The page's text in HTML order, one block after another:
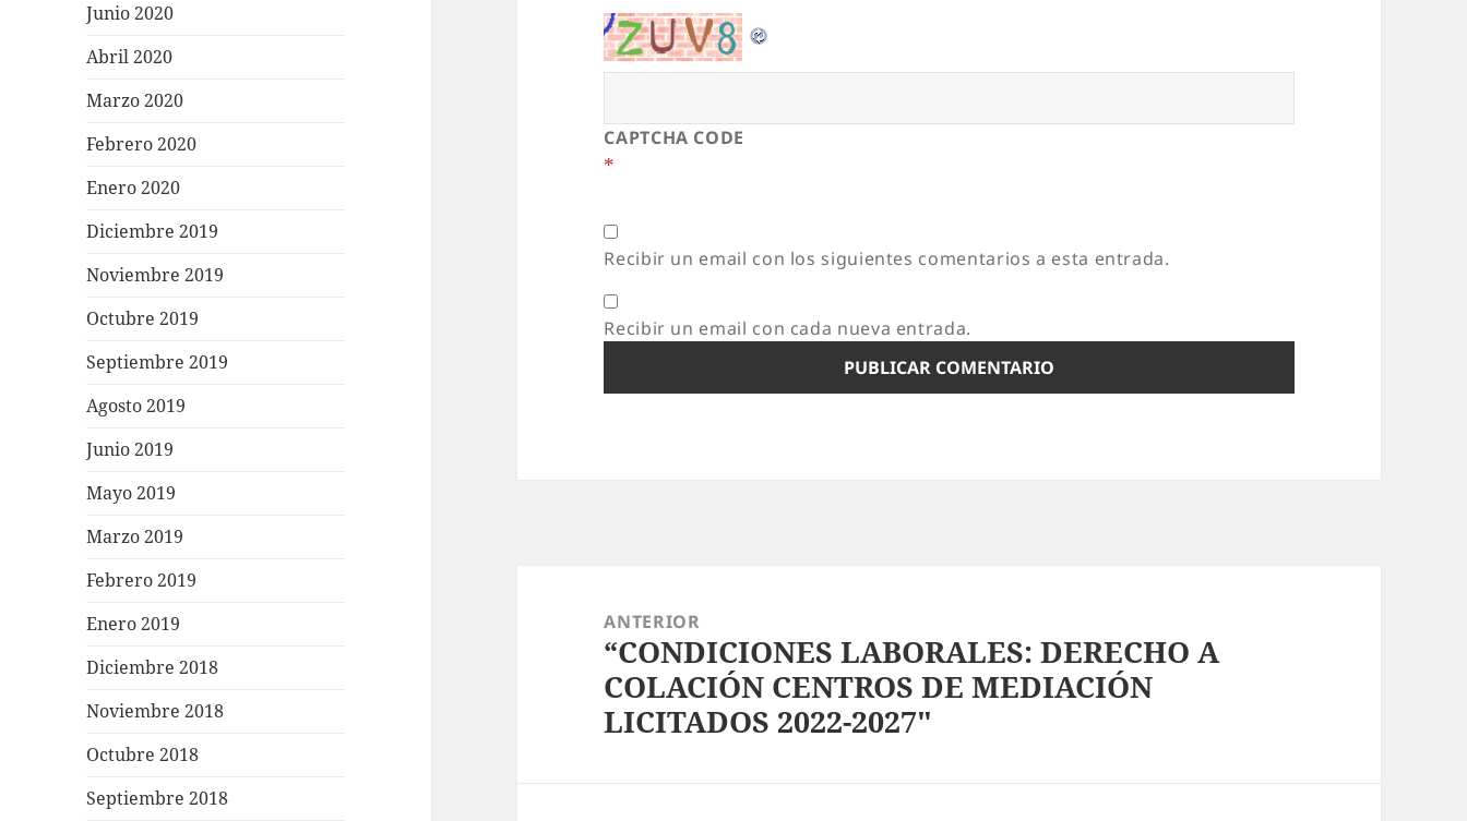
Junio 2020
Abril 2020
Marzo 2020
Febrero 2020
Enero 2020
Diciembre 2019
Noviembre 2019
Octubre 2019
Septiembre 2019
Agosto 2019
Junio 2019
Mayo 2019
Marzo 2019
Febrero 2019
Enero 2019
Diciembre 2018
Noviembre 2018
Octubre 2018
Septiembre 2018
CAPTCHA CODE
*
Recibir un email con los siguientes comentarios a esta entrada.
Recibir un email con cada nueva entrada.
entradas
ANTERIOR
Entrada
anterior:
“CONDICIONES LABORALES: DERECHO A
COLACIÓN CENTROS DE MEDIACIÓN
LICITADOS 2022-2027″